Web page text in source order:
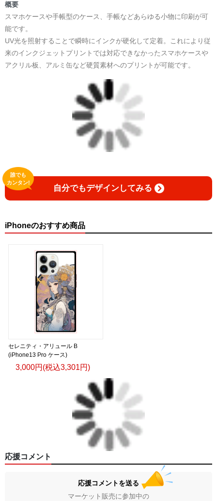
☆本作品内で表現されている作詞20曲も掲載.
日本語版: https://amzn.asia/d/1pxD3g4
小説 [弛まぬ言霊] 挿画&グッズカタログ
<デザイン画集:Comics Style Version.>
＜著者:挿画作成＞ 凛々風 猛 -リリカゼタケル
日本語版: https://amzn.asia/d/fxD6D5U
小説 [弛まぬ言霊] <挿画:スケッチ&塗り絵ver.>
-挿画デザイン画集&グッズカタログ-
＜著者/小説:作詞:挿画作成＞
凛々風 猛-リリカゼタケル
https://amzn.asia/d/0dgbLm4e
<デザイン画集&グッズカタログ>
＿＿＿＿＿＿＿＿＿＿＿＿＿＿＿＿＿＿＿＿＿＿
小説 [刺すように燃えるような眼差しは] -Version1.
＜著者:挿画作成＞ 凛々風 猛 -リリカゼタケル
日本語版: https://amzn.asia/d/fMWTZVg
小説 [刺すように燃えるような眼差しは] -Version2.
挿画&グッズカタログ <デザイン画集:BEST版>
＜著者:絵本/挿画作成＞ 凛々風 猛 -リリカゼタケル
日本語版: https://amzn.asia/d/hMo8oB0
▶︎小説 [刺すように燃えるような眼差しは]
-Comics Style Version.
挿画&グッズカタログ <デザイン画集:BEST版>
＜著者/絵本:挿画作成＞ 凛々風 猛 -リリカゼタケル
日本語版: https://amzn.asia/d/gPVyU1t
＿＿＿＿＿＿＿＿＿＿＿＿＿＿＿＿＿＿＿＿＿＿
▶︎SUZURI https://suzuri.jp/ririkazetakeru
▶︎UP-T up-t.jp/creator/66b9c067ae64e
https://gicleepod.com/store/artist-ririkazetakeru
概要
スマホケースや手帳型のケース、手帳などあらゆる小物に印刷が可
能です。
UV光を照射することで瞬時にインクが硬化して定着。これにより従
来のインクジェットプリントでは対応できなかったスマホケースや
アクリル板、アルミ缶など硬質素材へのプリントが可能です。
自分でもデザインしてみる
誰でも
カンタン!
iPhoneのおすすめ商品
セレニティ・アリュール B
(iPhone13 Pro ケース)
3,000円(税込3,301円)
応援コメント
応援コメントを送る
マーケット販売に参加中の